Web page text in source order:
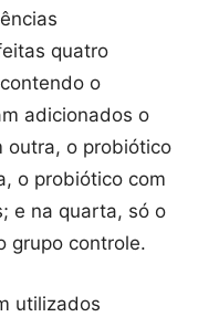
quatro
o
adicionados o
outra, o probiótico
o probiótico com
e na quarta, só o
grupo controle.
utilizados